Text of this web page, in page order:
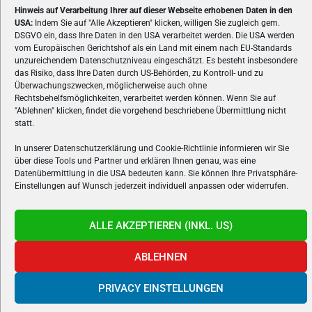
Hinweis auf Verarbeitung Ihrer auf dieser Webseite erhobenen Daten in den
USA: Indem Sie auf "Alle Akzeptieren" klicken, willigen Sie zugleich gem.
DSGVO ein, dass Ihre Daten in den USA verarbeitet werden. Die USA werden
vom Europäischen Gerichtshof als ein Land mit einem nach EU-Standards
unzureichendem Datenschutzniveau eingeschätzt. Es besteht insbesondere
das Risiko, dass Ihre Daten durch US-Behörden, zu Kontroll- und zu
Überwachungszwecken, möglicherweise auch ohne
Rechtsbehelfsmöglichkeiten, verarbeitet werden können. Wenn Sie auf
"Ablehnen" klicken, findet die vorgehend beschriebene Übermittlung nicht
statt.
In unserer Datenschutzerklärung und Cookie-Richtlinie informieren wir Sie
über diese Tools und Partner und erklären Ihnen genau, was eine
Datenübermittlung in die USA bedeuten kann. Sie können Ihre Privatsphäre-
Einstellungen auf Wunsch jederzeit individuell anpassen oder widerrufen.
ALLE AKZEPTIEREN (INKL. US)
ABLEHNEN
PRIVACY EINSTELLUNGEN
Gamers.at v6 © 1999-2024 All Rights Reserved -Kontakt|Impressum|